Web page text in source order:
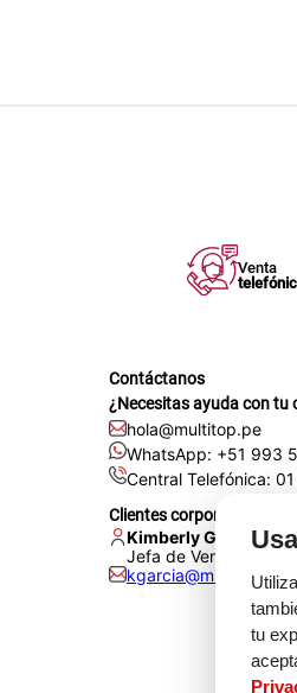
tu
Venta
Contáctanos
¿Necesitas ayuda con tu
hola@multitop.pe
WhatsApp: +51 993
Central Telefónica:
Clientes corporativos
Kimberly Garcia
Jefa de Ventas
kgarcia@multitop.pe